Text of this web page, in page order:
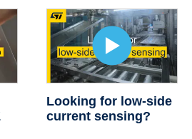
Looking for low-side
current sensing?